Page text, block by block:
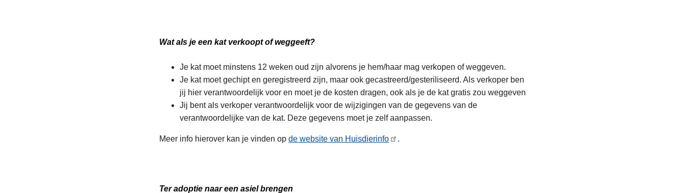
Wat als je een kat verkoopt of weggeeft?
Je kat moet minstens 12 weken oud zijn alvorens je hem/haar mag verkopen of weggeven.
Je kat moet gechipt en geregistreerd zijn, maar ook gecastreerd/gesteriliseerd. Als verkoper ben
jij hier verantwoordelijk voor en moet je de kosten dragen, ook als je de kat gratis zou weggeven
Jij bent als verkoper verantwoordelijk voor de wijzigingen van de gegevens van de
verantwoordelijke van de kat. Deze gegevens moet je zelf aanpassen.
Meer info hierover kan je vinden op de website van Huisdierinfo .
Ter adoptie naar een asiel brengen